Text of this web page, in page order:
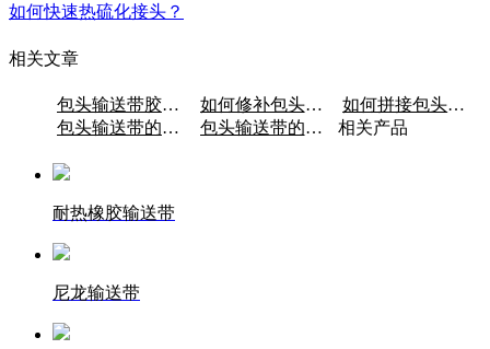
如何快速热硫化接头？
相关文章
包头输送带胶接接头的注意事项 如何修补包头输送带的磨损？
如何拼接包头输送带裙带？
包头输送带的材质是什么？
包头输送带的电机类型有哪些？ 相关产品
耐热橡胶输送带
尼龙输送带